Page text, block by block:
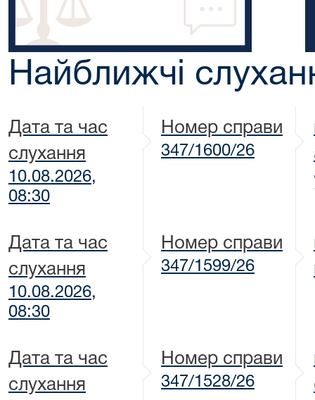
Найближчі
Дата та час
слухання
10.08.2026,
08:30
Номер справи
347/1600/26
Дата та час
слухання
10.08.2026,
08:30
Номер справи
347/1599/26
Дата та час
слухання
Номер справи
347/1528/26